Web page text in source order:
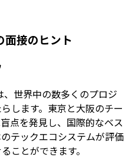
接のヒント
世界中の数多くのプロジ
します。東京と大阪のチー
点を発見し、国際的なベス
テックエコシステムが評価
ことができます。